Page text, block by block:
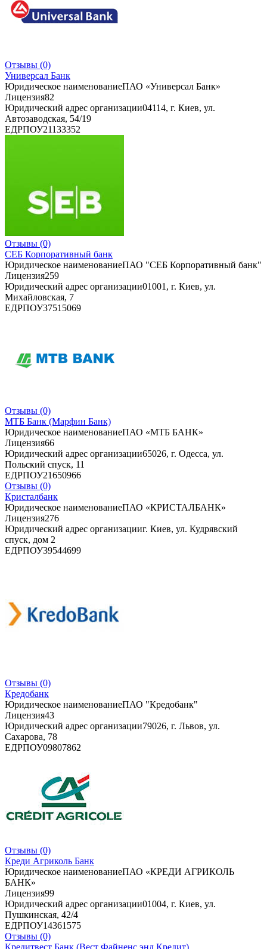
Отзывы (0)
Универсал Банк
Юридическое наименованиеПАО «Универсал Банк»
Лицензия82
Юридический адрес организации04114, г. Киев, ул.
Автозаводская, 54/19
ЕДРПОУ21133352
Отзывы (0)
СЕБ Корпоративный банк
Юридическое наименованиеПАО "СЕБ Корпоративный банк"
Лицензия259
Юридический адрес организации01001, г. Киев, ул.
Михайловская, 7
ЕДРПОУ37515069
Отзывы (0)
МТБ Банк (Марфин Банк)
Юридическое наименованиеПАО «МТБ БАНК»
Лицензия66
Юридический адрес организации65026, г. Одесса, ул.
Польский спуск, 11
ЕДРПОУ21650966
Отзывы (0)
Кристалбанк
Юридическое наименованиеПАО «КРИСТАЛБАНК»
Лицензия276
Юридический адрес организацииг. Киев, ул. Кудрявский
спуск, дом 2
ЕДРПОУ39544699
Отзывы (0)
Кредобанк
Юридическое наименованиеПАО "Кредобанк"
Лицензия43
Юридический адрес организации79026, г. Львов, ул.
Сахарова, 78
ЕДРПОУ09807862
Отзывы (0)
Креди Агриколь Банк
Юридическое наименованиеПАО «КРЕДИ АГРИКОЛЬ
БАНК»
Лицензия99
Юридический адрес организации01004, г. Киев, ул.
Пушкинская, 42/4
ЕДРПОУ14361575
Отзывы (0)
Кредитвест Банк (Вест Файненс энд Кредит)